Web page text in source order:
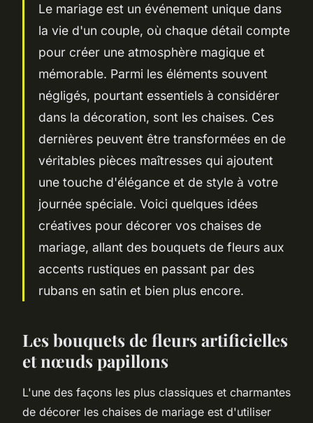
Le mariage est un événement unique dans
la vie d'un couple, où chaque détail compte
pour créer une atmosphère magique et
mémorable. Parmi les éléments souvent
négligés, pourtant essentiels à considérer
dans la décoration, sont les chaises. Ces
dernières peuvent être transformées en de
véritables pièces maîtresses qui ajoutent
une touche d'élégance et de style à votre
journée spéciale. Voici quelques idées
créatives pour décorer vos chaises de
mariage, allant des bouquets de fleurs aux
accents rustiques en passant par des
rubans en satin et bien plus encore.
Les bouquets de fleurs artificielles
et nœuds papillons
L'une des façons les plus classiques et charmantes
de décorer les chaises de mariage est d'utiliser